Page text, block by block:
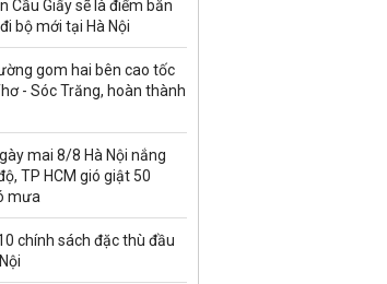
Cầu Giấy sẽ là điểm bắn
bộ mới tại Hà Nội
gom hai bên cao tốc
- Sóc Trăng, hoàn thành
mai 8/8 Hà Nội nắng
TP HCM gió giật 50
mưa
chính sách đặc thù đầu